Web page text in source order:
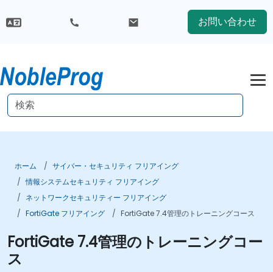
お問い合わせ
ホーム
サイバー・セキュリティ フリアイング
情報システムセキュリティ フリアイング
ネットワークセキュリティー フリアイング
FortiGate フリアイング
FortiGate 7.4管理のトレーニングコース
FortiGate 7.4管理のトレーニングコー
ス